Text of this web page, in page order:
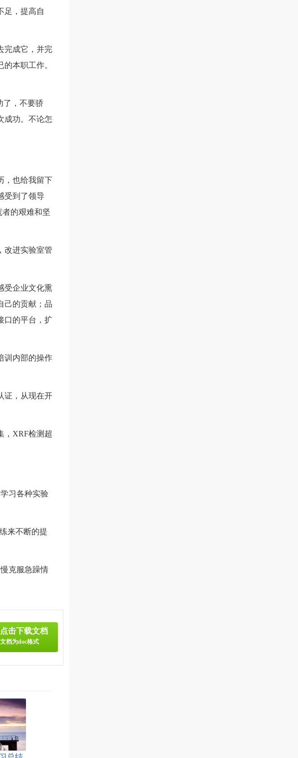
足，提高自
完成它，并完
本职工作。
了，不要骄
成功。不论怎
，也给我留下
受到了领导
者的艰难和坚
改进实验室管
受企业文化熏
己的贡献；品
口的平台，扩
训内部的操作
证，从现在开
，XRF检测超
习各种实验
来不断的提
克服急躁情
点击下载文档
文档为doc格式